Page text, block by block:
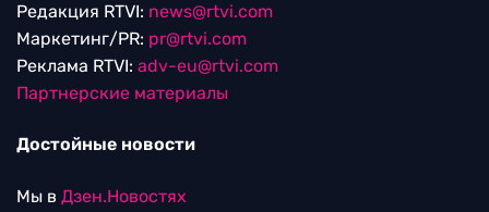
Редакция RTVI: news@rtvi.com
Маркетинг/PR: pr@rtvi.com
Реклама RTVI: adv-eu@rtvi.com
Партнерские материалы
Достойные новости
Мы в Дзен.Новостях